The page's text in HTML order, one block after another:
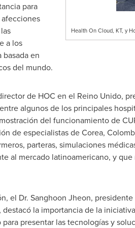
Health On Cloud, KT, y
para
a los
en
del mundo.
de HOC en el Reino Unido,
algunos de los principales
del funcionamiento de
de especialistas de Corea,
parteras, simulaciones
al mercado latinoamericano, y
el Dr. Sanghoon Jheon,
la importancia de la
presentar las tecnologías y